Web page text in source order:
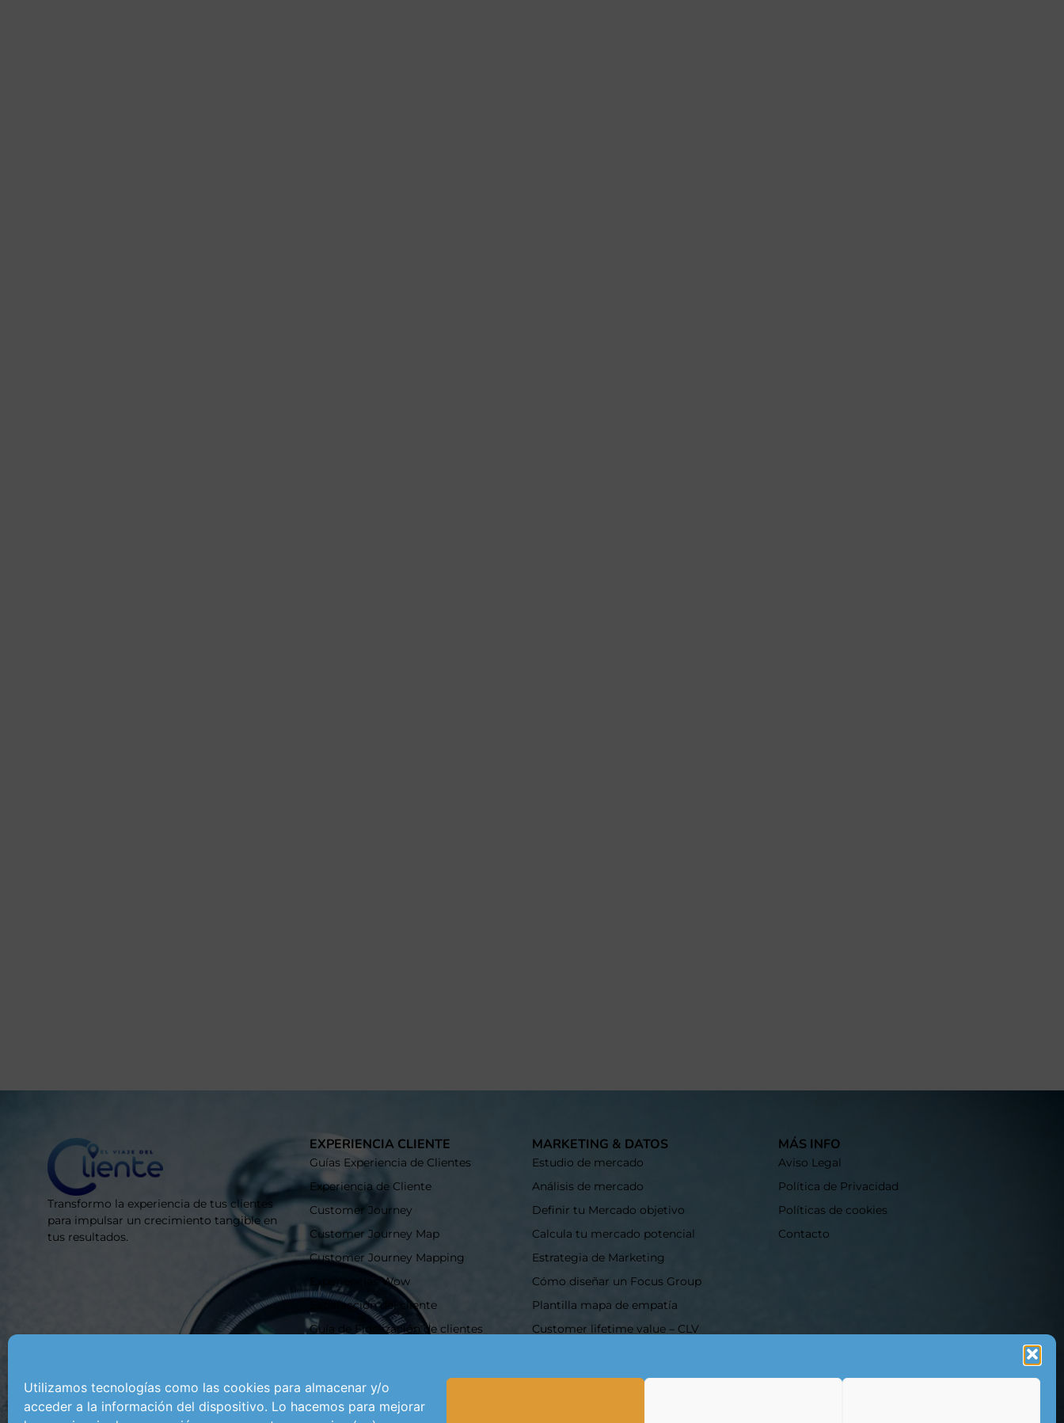
Utilizamos tecnologías como las cookies para almacenar y/o
acceder a la información del dispositivo. Lo hacemos para mejorar
Transformo la experiencia de tus clientes
para impulsar un crecimiento tangible en
tus resultados.
EXPERIENCIA CLIENTE
Guías Experiencia de Clientes
Experiencia de Cliente
Customer Journey
Customer Journey Map
Customer Journey Mapping
Experiencias Wow
Satisfacción del cliente
Guía de Fidelización de clientes
Programas de fidelización
Qué es un customer service
manager
MARKETING & DATOS
Estudio de mercado
Análisis de mercado
Definir tu Mercado objetivo
Calcula tu mercado potencial
Estrategia de Marketing
Cómo diseñar un Focus Group
Plantilla mapa de empatía
Customer lifetime value – CLV
¿Qué es el up selling?
MÁS INFO
Aviso Legal
Política de Privacidad
Políticas de cookies
Contacto